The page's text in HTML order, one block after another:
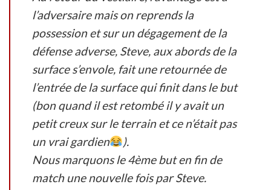
l’adversaire mais on reprends la
possession et sur un dégagement de la
défense adverse, Steve, aux abords de la
surface s’envole, fait une retournée de
l’entrée de la surface qui finit dans le but
(bon quand il est retombé il y avait un
petit creux sur le terrain et ce n’était pas
un vrai gardien
).
Nous marquons le 4ème but en fin de
match une nouvelle fois par Steve.